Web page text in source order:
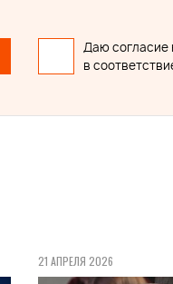
Даю согласие
в
21 АПРЕЛЯ 2026